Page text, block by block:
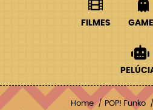
FILMES
Home POP! Funko